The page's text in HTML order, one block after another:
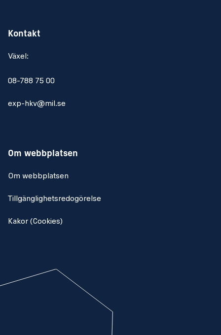
Kontakt
Växel:
08-788 75 00
exp-hkv@mil.se
Om webbplatsen
Om webbplatsen
Tillgänglighetsredogörelse
Kakor (Cookies)